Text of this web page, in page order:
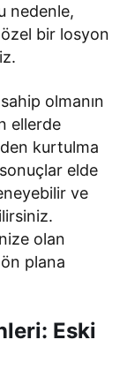
nedenle,
bir losyon
olmanın
ellerde
kurtulma
elde
ve
olan
plana
Eski